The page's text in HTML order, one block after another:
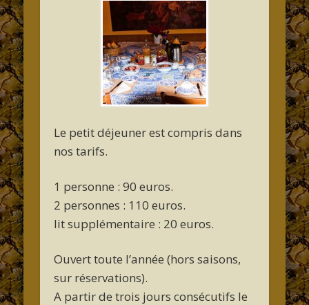
Le petit déjeuner est compris dans
nos tarifs.
1 personne : 90 euros.
2 personnes : 110 euros.
lit supplémentaire : 20 euros.
Ouvert toute l’année(hors saisons,
sur réservations).
A partir de trois jours consécutifs le